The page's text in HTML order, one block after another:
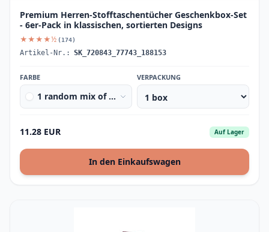
Premium Herren-Stofftaschentücher Geschenkbox-Set
- 6er-Pack in klassischen, sortierten Designs
★★★★½ (174)
Artikel-Nr.: SK_720843_77743_188153
FARBE
1 random mix of colours&amp;designs
VERPACKUNG
11.28 EUR Auf Lager
In den Einkaufswagen